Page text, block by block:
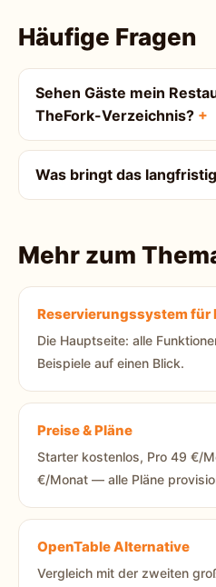
Häufige Fragen
Sehen Gäste mein
TheFork-Verzeichnis?
Was bringt das
Mehr zum
Reservierungssystem für
Die Hauptseite: alle
Beispiele auf einen Blick.
Preise & Pläne
Starter kostenlos, Pro 49 €/
€/Monat — alle Pläne
OpenTable Alternative
Vergleich mit der zweiten